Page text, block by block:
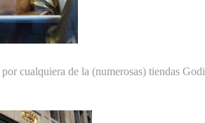
cualquiera de la (numerosas) tiendas